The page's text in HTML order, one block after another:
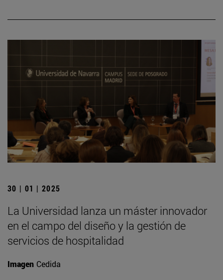
30 | 01 | 2025
La Universidad lanza un máster innovador
en el campo del diseño y la gestión de
servicios de hospitalidad
Imagen Cedida